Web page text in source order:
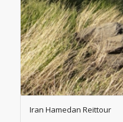
Iran Hamedan Reittour